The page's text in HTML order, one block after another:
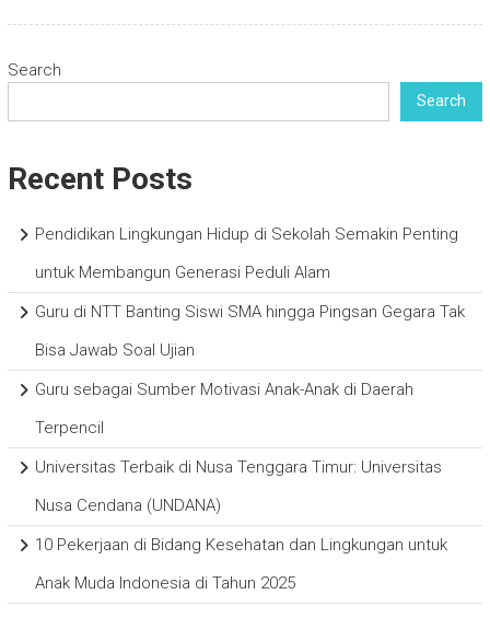
Search
Search
Recent Posts
Pendidikan Lingkungan Hidup di Sekolah Semakin Penting
untuk Membangun Generasi Peduli Alam
Guru di NTT Banting Siswi SMA hingga Pingsan Gegara Tak
Bisa Jawab Soal Ujian
Guru sebagai Sumber Motivasi Anak-Anak di Daerah
Terpencil
Universitas Terbaik di Nusa Tenggara Timur: Universitas
Nusa Cendana (UNDANA)
10 Pekerjaan di Bidang Kesehatan dan Lingkungan untuk
Anak Muda Indonesia di Tahun 2025